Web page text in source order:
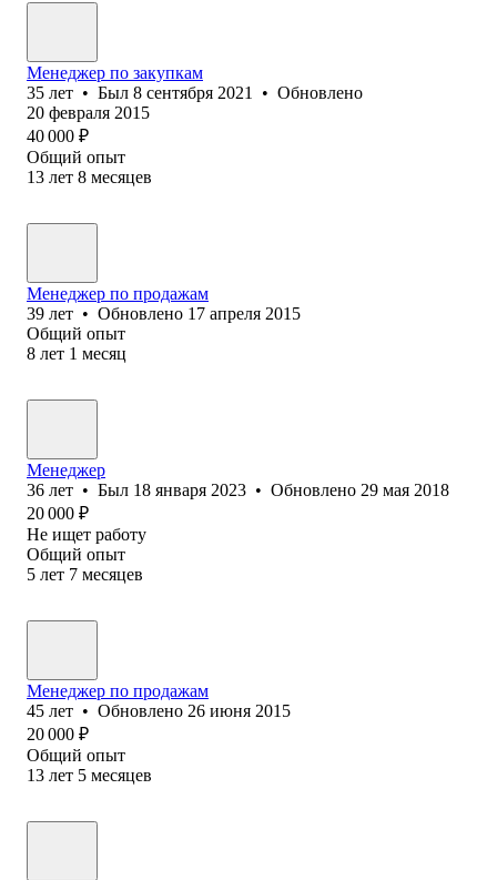
Менеджер по закупкам
35 лет • Был 8 сентября 2021 • Обновлено
20 февраля 2015
40 000 ₽
Общий опыт
13 лет 8 месяцев
Менеджер по продажам
39 лет • Обновлено 17 апреля 2015
Общий опыт
8 лет 1 месяц
Менеджер
36 лет • Был 18 января 2023 • Обновлено 29 мая 2018
20 000 ₽
Не ищет работу
Общий опыт
5 лет 7 месяцев
Менеджер по продажам
45 лет • Обновлено 26 июня 2015
20 000 ₽
Общий опыт
13 лет 5 месяцев